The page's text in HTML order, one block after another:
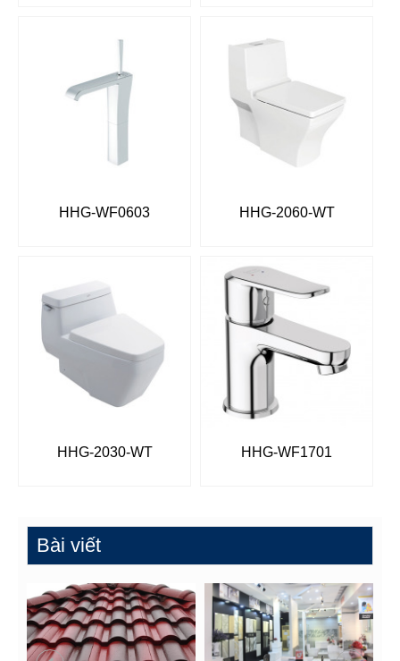
HHG-WF0603 HHG-2060-WT
HHG-2030-WT HHG-WF1701
Bài viết